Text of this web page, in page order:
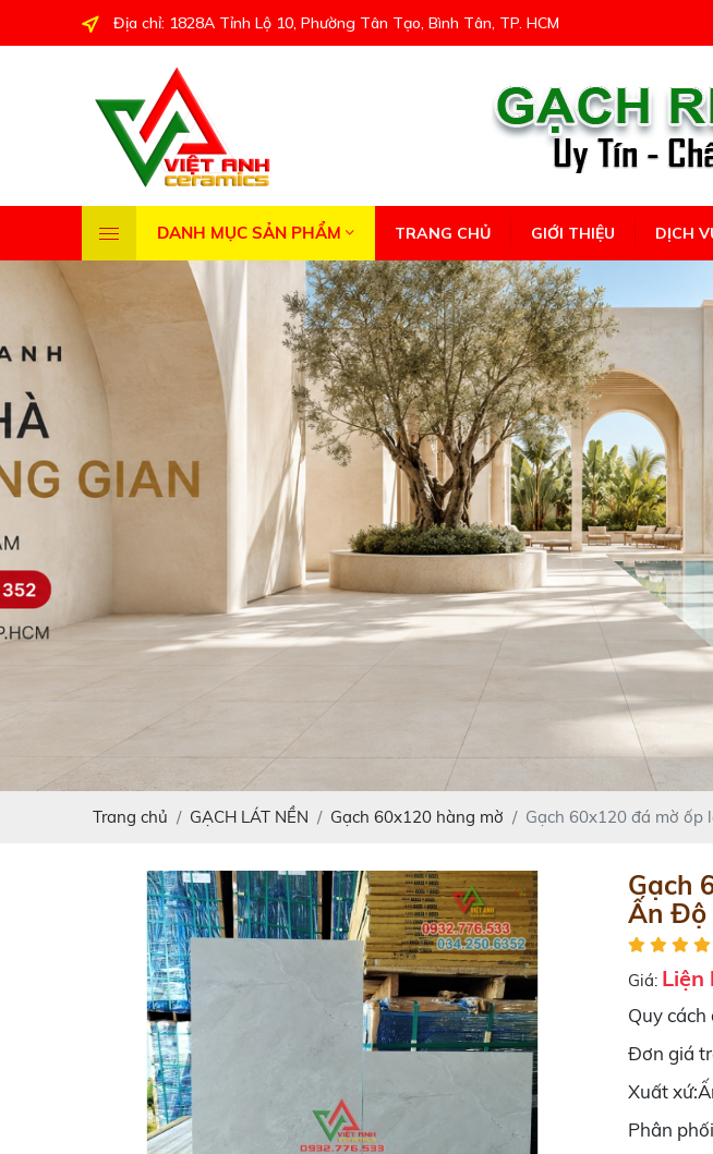
Địa chỉ: 1828A Tỉnh Lộ 10, Phường Tân Tạo, Bình Tân, TP. HCM
DANH MỤC SẢN PHẨM TRANG CHỦ GIỚI THIỆU DỊCH
Trang chủ GẠCH LÁT NỀN Gạch 60x120 hàng mờ Gạch 60x120 đá mờ
Gạch
Ấn Độ
Giá: Liện
Quy
Đơn giá
Xuất
Phân